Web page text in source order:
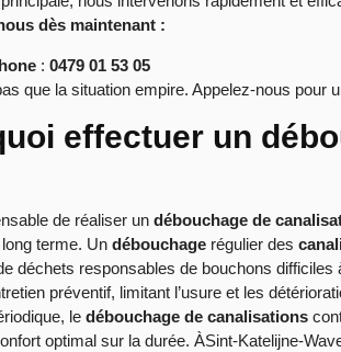
dès maintenant :
: 0479 01 53 05
que la situation empire. Appelez-nous pour
effectuer un
de réaliser un débouchage de
terme. Un débouchage régulier des
déchets responsables de bouchons
préventif, limitant l’usure et les
le débouchage de canalisations
optimal sur la durée. ÀSint-Katelijne-